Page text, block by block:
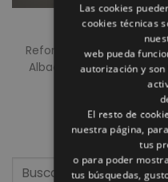
REFORMA
Reforma integral
Albacete capital, con
Las cookies
cookies técnicas
web pueda
autorización y
El resto de
nuestra página,
tus
o para poder
tus búsquedas,